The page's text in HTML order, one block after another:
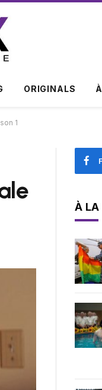
ORIGINALS
1
À LA